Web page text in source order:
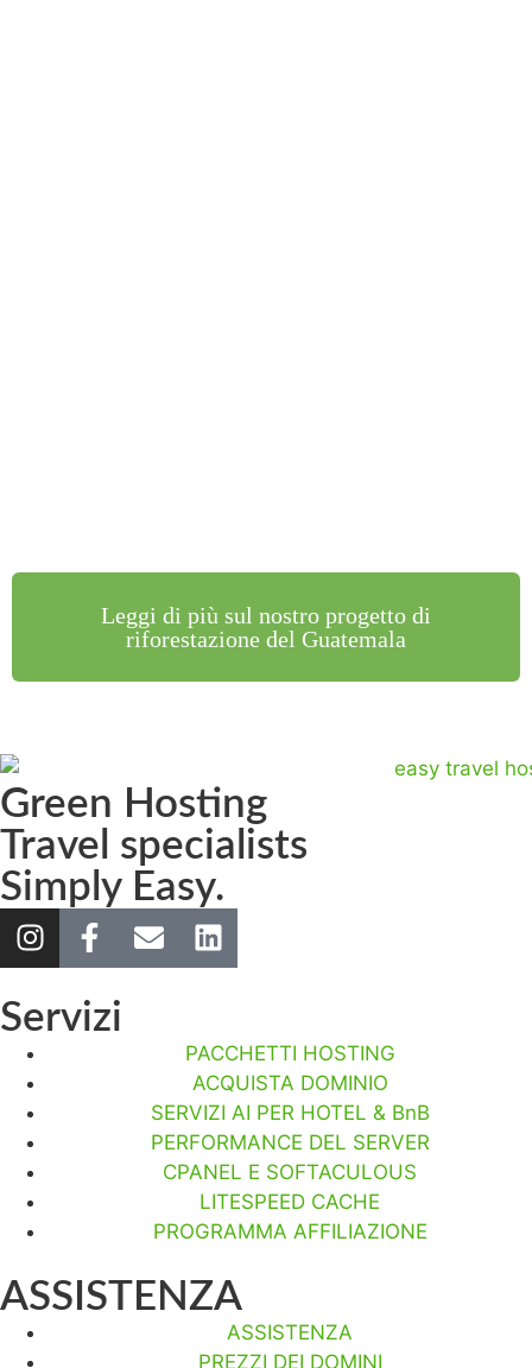
Leggi di più sul nostro progetto di
riforestazione del Guatemala
Green Hosting
Travel specialists
Simply Easy.
Servizi
PACCHETTI HOSTING
ACQUISTA DOMINIO
SERVIZI AI PER HOTEL & BnB
PERFORMANCE DEL SERVER
CPANEL E SOFTACULOUS
LITESPEED CACHE
PROGRAMMA AFFILIAZIONE
ASSISTENZA
ASSISTENZA
PREZZI DEI DOMINI